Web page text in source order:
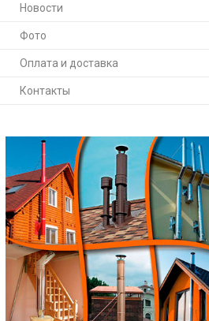
Новости
Фото
Оплата и доставка
Контакты